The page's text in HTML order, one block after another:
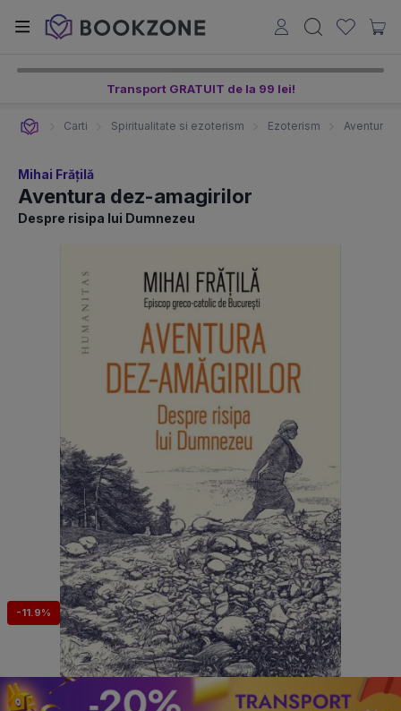
Transport GRATUIT de la 99 lei!
Carti Spiritualitate si ezoterism Ezoterism Aventura
Mihai Frățilă
Aventura dez-amagirilor
Despre risipa lui Dumnezeu
-11.9%